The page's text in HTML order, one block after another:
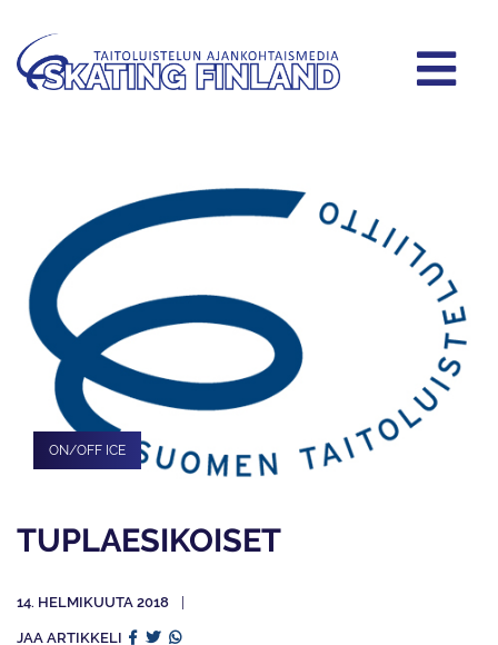
ON/OFF ICE
TUPLAESIKOISET
14. HELMIKUUTA 2018
JAA ARTIKKELI